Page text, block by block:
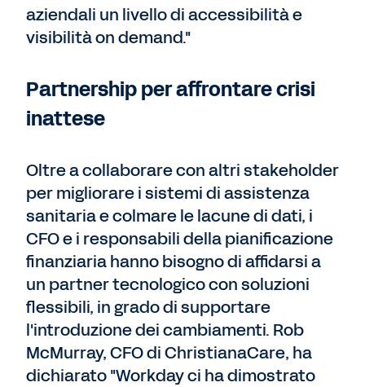
aziendali un livello di accessibilità e
visibilità on demand."
Partnership per affrontare crisi
inattese
Oltre a collaborare con altri stakeholder
per migliorare i sistemi di assistenza
sanitaria e colmare le lacune di dati, i
CFO e i responsabili della pianificazione
finanziaria hanno bisogno di affidarsi a
un partner tecnologico con soluzioni
flessibili, in grado di supportare
l'introduzione dei cambiamenti. Rob
McMurray, CFO di ChristianaCare, ha
dichiarato "Workday ci ha dimostrato